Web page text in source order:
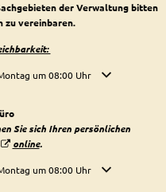
der Verwaltung bitten
zu vereinbaren.
Schließzeiten auszublenden
um 08:00 Uhr
Sie sich Ihren persönlichen
online.
Schließzeiten auszublenden
um 08:00 Uhr